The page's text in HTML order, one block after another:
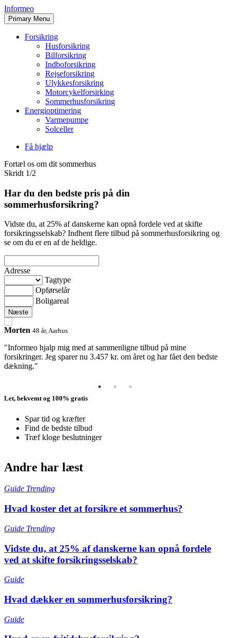
Skip
to
content
Informeo
Primary Menu
Forsikring
Husforsikring
Bilforsikring
Indboforsikring
Rejseforsikring
Ulykkesforsikring
Motorcykelforsirking
Sommerhusforsikring
Energioptimering
Varmepumpe
Solceller
Få hjælp
Fortæl os om dit sommerhus
Skridt 1/2
Har du den bedste pris på din
sommerhusforsikring?
Vidste du, at 25% af danskerne kan opnå fordele ved at skifte
forsikringsselskab? Indhent flere tilbud på sommerhusforsikring og
se om du er en af de heldige.
Adresse
Tagtype
Opførselår
Boligareal
Morten 48 år, Aarhus
"Informeo hjalp mig med at sammenligne tilbud på mine
forsikringer. Jeg sparer nu 3.457 kr. om året og har fået den bedste
dækning."
Let, bekvemt og 100% gratis
Spar tid og kræfter
Find de bedste tilbud
Træf kloge beslutninger
Andre har læst
Guide Trending
Hvad koster det at forsikre et sommerhus?
Guide Trending
Vidste du, at 25% af danskerne kan opnå fordele
ved at skifte forsikringsselskab?
Guide
Hvad dækker en sommerhusforsikring?
Guide